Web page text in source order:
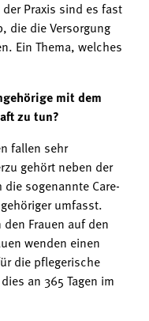
Praxis sind es fast
die die Versorgung
Ein Thema, welches
mit dem
zu tun?
fallen sehr
gehört neben der
sogenannte Care-
umfasst.
Frauen auf den
wenden einen
die pflegerische
an 365 Tagen im